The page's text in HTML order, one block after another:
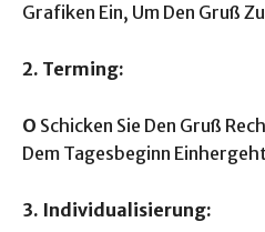
Grafiken Ein, Um Den Gruß
2. Terming:
O Schicken Sie Den Gruß
Dem Tagesbeginn
3. Individualisierung: